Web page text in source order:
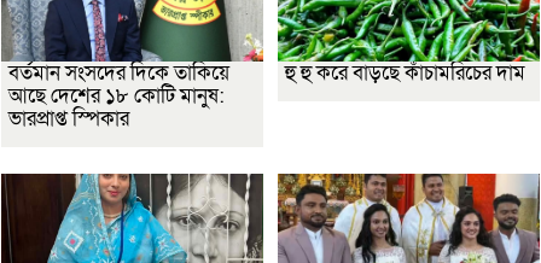
বর্তমান সংসদের দিকে তাকিয়ে
আছে দেশের ১৮ কোটি মানুষ:
ভারপ্রাপ্ত স্পিকার
হু হু করে বাড়ছে কাঁচামরিচের দাম